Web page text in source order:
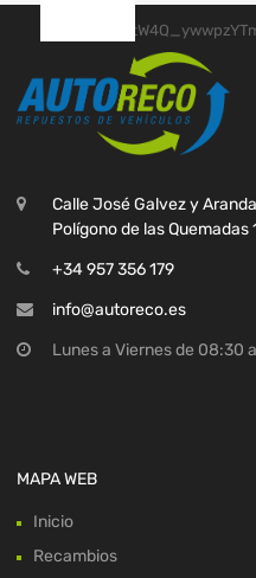
Calle José Galvez y
Polígono de las Quemadas
+34 957 356 179
info@autoreco.es
Lunes a Viernes de 08:30
MAPA WEB
Inicio
Recambios